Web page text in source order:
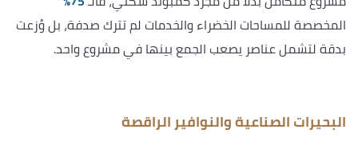
المخصصة للمساحات الخضراء والخدمات لم تترك صدفة، بل وُزعت
بدقة لتشمل عناصر يصعب الجمع بينها في مشروع واحد.
البحيرات الصناعية والنوافير الراقصة